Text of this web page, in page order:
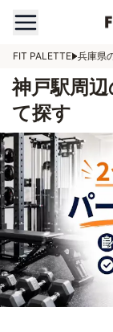
FIT PALETTE 兵庫県
神戸駅周
て探す